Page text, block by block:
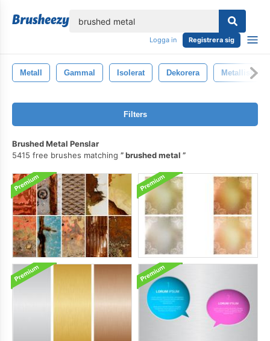
Logga in Registrera sig
Metall Gammal Isolerat Dekorera Metallisk
Filters
Brushed Metal Penslar
5415 free brushes matching
brushed metal